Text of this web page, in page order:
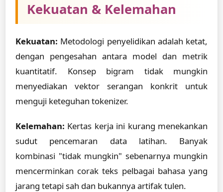
Kekuatan & Kelemahan
Kekuatan: Metodologi penyelidikan adalah ketat,
dengan pengesahan antara model dan metrik
kuantitatif. Konsep bigram tidak mungkin
menyediakan vektor serangan konkrit untuk
menguji keteguhan tokenizer.
Kelemahan: Kertas kerja ini kurang menekankan
sudut pencemaran data latihan. Banyak
kombinasi "tidak mungkin" sebenarnya mungkin
mencerminkan corak teks pelbagai bahasa yang
jarang tetapi sah dan bukannya artifak tulen.